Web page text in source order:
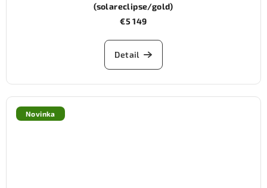
(solareclipse/gold)
€5 149
Detail
Novinka